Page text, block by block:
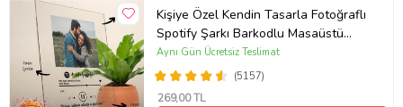
Kişiye Özel Kendin Tasarla Fotoğraflı
Spotify Şarkı Barkodlu Masaüstü
Plak Fotoğraf Çerçevesi
(5157)
Aynı Gün Ücretsiz Teslimat
269,00 TL